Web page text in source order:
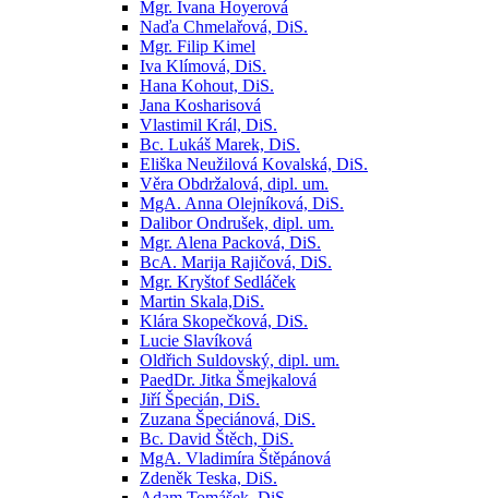
Mgr. Ivana Hoyerová
Naďa Chmelařová, DiS.
Mgr. Filip Kimel
Iva Klímová, DiS.
Hana Kohout, DiS.
Jana Kosharisová
Vlastimil Král, DiS.
Bc. Lukáš Marek, DiS.
Eliška Neužilová Kovalská, DiS.
Věra Obdržalová, dipl. um.
MgA. Anna Olejníková, DiS.
Dalibor Ondrušek, dipl. um.
Mgr. Alena Packová, DiS.
BcA. Marija Rajičová, DiS.
Mgr. Kryštof Sedláček
Martin Skala,DiS.
Klára Skopečková, DiS.
Lucie Slavíková
Oldřich Suldovský, dipl. um.
PaedDr. Jitka Šmejkalová
Jiří Špecián, DiS.
Zuzana Špeciánová, DiS.
Bc. David Štěch, DiS.
MgA. Vladimíra Štěpánová
Zdeněk Teska, DiS.